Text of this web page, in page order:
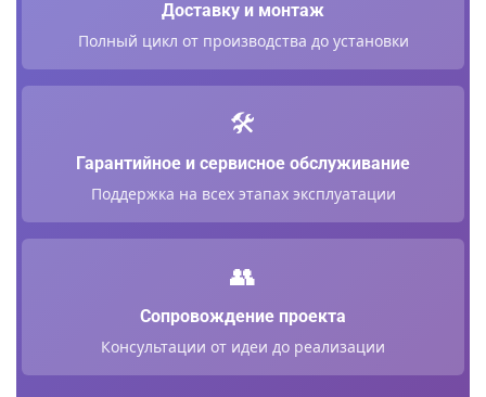
Доставку и монтаж
Полный цикл от производства до установки
🛠️
Гарантийное и сервисное обслуживание
Поддержка на всех этапах эксплуатации
👥
Сопровождение проекта
Консультации от идеи до реализации